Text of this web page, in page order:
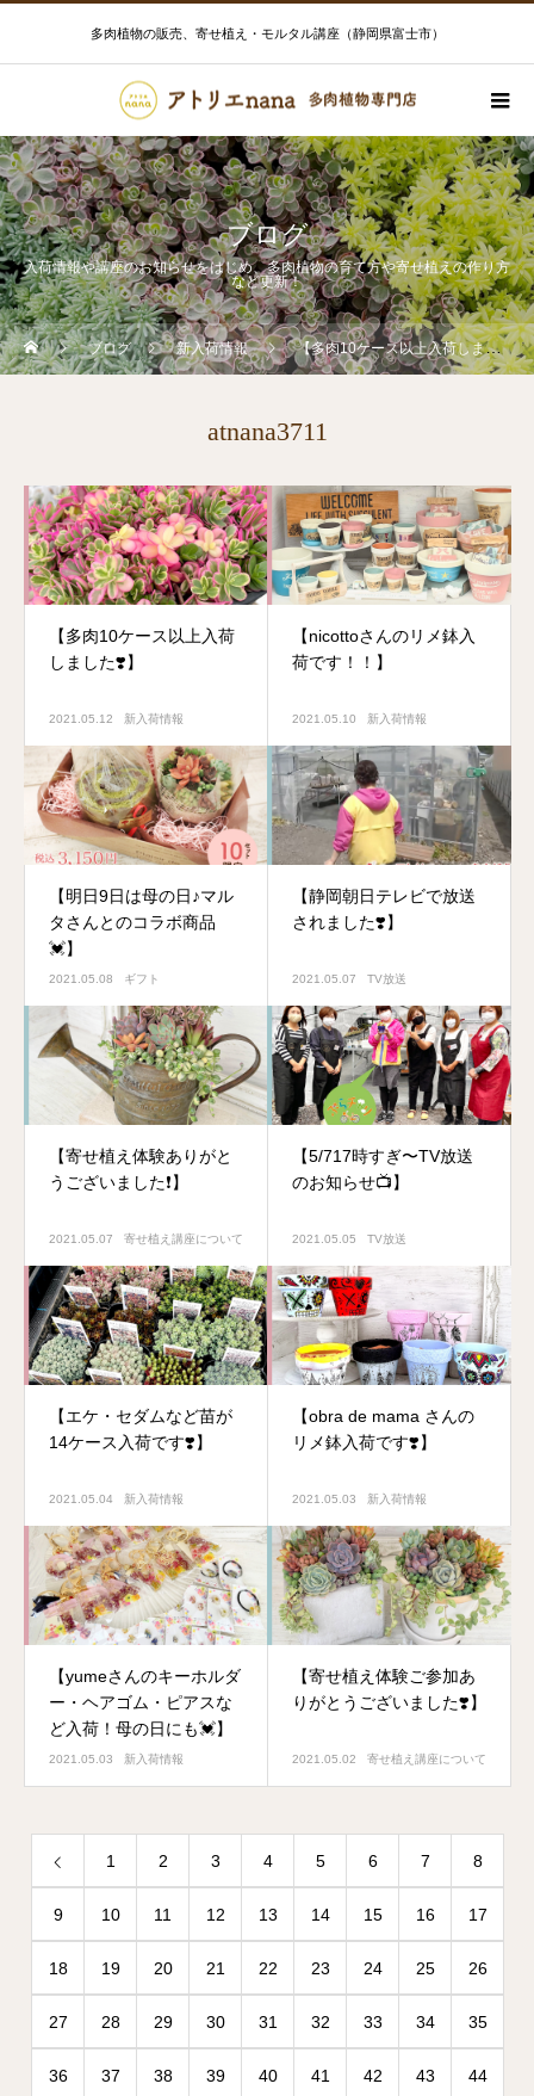
多肉植物の販売、寄せ植え・モルタル講座（静岡県富士市）
ブログ
入荷情報や講座のお知らせをはじめ、多肉植物の育て方や寄せ植えの作り方
など更新！
ブログ 新入荷情報 【多肉10ケース以上入荷しました❣️】
atnana3711
【多肉10ケース以上入荷
しました❣️】
2021.05.12 新入荷情報
【nicottoさんのリメ鉢入
荷です！！】
2021.05.10 新入荷情報
【明日9日は母の日♪マル
タさんとのコラボ商品
💓】
2021.05.08 ギフト
【静岡朝日テレビで放送
されました❣️】
2021.05.07 TV放送
【寄せ植え体験ありがと
うございました❗️】
2021.05.07 寄せ植え講座について
【5/717時すぎ〜TV放送
のお知らせ📺】
2021.05.05 TV放送
【エケ・セダムなど苗が
14ケース入荷です❣️】
2021.05.04 新入荷情報
【obra de mama さんの
リメ鉢入荷です❣️】
2021.05.03 新入荷情報
【yumeさんのキーホルダ
ー・ヘアゴム・ピアスな
ど入荷！母の日にも💓】
2021.05.03 新入荷情報
【寄せ植え体験ご参加あ
りがとうございました❣️】
2021.05.02 寄せ植え講座について
1 2 3 4 5 6 7 8
9 10 11 12 13 14 15 16 17
18 19 20 21 22 23 24 25 26
27 28 29 30 31 32 33 34 35
36 37 38 39 40 41 42 43 44